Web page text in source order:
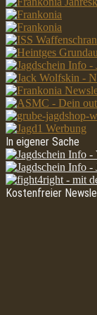
In eigener Sache
Kostenfreier